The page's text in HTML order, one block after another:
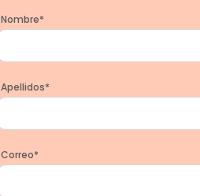
Nombre*
Apellidos*
Correo*